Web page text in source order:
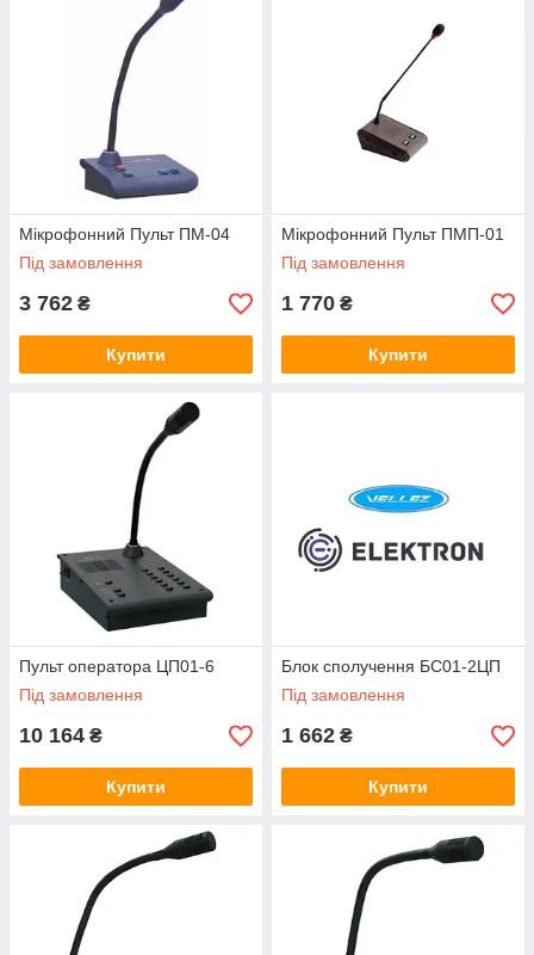
Мікрофонний Пульт ПМ-04
Під замовлення
3 762 ₴
Купити
Мікрофонний Пульт ПМП-01
Під замовлення
1 770 ₴
Купити
Пульт оператора ЦП01-6
Під замовлення
10 164 ₴
Купити
Блок сполучення БС01-2ЦП
Під замовлення
1 662 ₴
Купити